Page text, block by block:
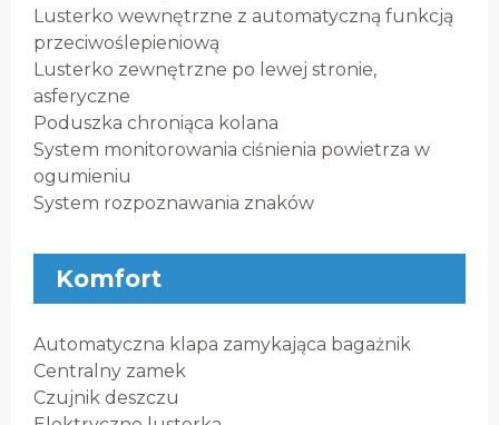
Lusterko wewnętrzne z automatyczną funkcją
przeciwoślepieniową
Lusterko zewnętrzne po lewej stronie,
asferyczne
Poduszka chroniąca kolana
System monitorowania ciśnienia powietrza w
ogumieniu
System rozpoznawania znaków
Komfort
Automatyczna klapa zamykająca bagażnik
Centralny zamek
Czujnik deszczu